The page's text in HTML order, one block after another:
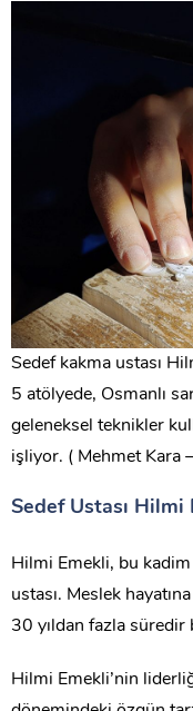
Sedef kakma ustası
5 atölyede, Osmanlı
geleneksel teknikler
işliyor. ( Mehmet Kara
Sedef Ustası Hilmi
Hilmi Emekli, bu
ustası. Meslek
30 yıldan fazla süredir
Hilmi Emekli’nin